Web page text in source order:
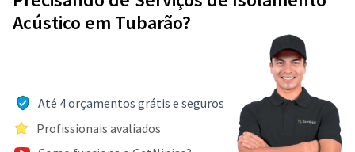
Acústico em Tubarão?
Até 4 orçamentos grátis e seguros
Profissionais avaliados